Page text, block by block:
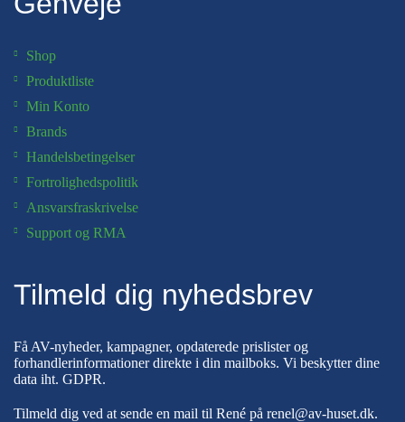
Shop
Produktliste
Min Konto
Brands
Handelsbetingelser
Fortrolighedspolitik
Ansvarsfraskrivelse
Support og RMA
Tilmeld dig nyhedsbrev
Få AV-nyheder, kampagner, opdaterede prislister og
forhandlerinformationer direkte i din mailboks. Vi beskytter dine
data iht. GDPR.
Tilmeld dig ved at sende en mail til René på renel@av-huset.dk.